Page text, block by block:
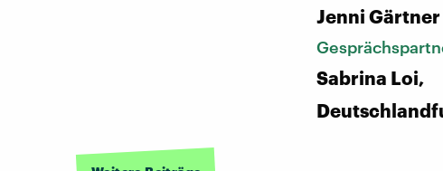
Jenni Gärtner
Sabrina Loi,